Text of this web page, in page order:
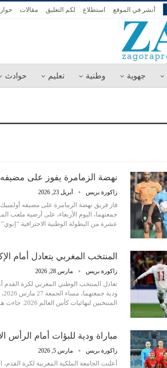
أنشر في الموقع استطلاع لكم التعليق مقالات حوار
جهوية وطنية تعليم حوادث
نهضة الزمامرة يفوز على
زاكورة بريس أبريل 23, 2026
فاز فريق نهضة الزمامرة على مضيفه
جمعتهما، اليوم الأربعاء، على أرضية ملعب
عشرة من البطولة الوطنية الاحترافية
المنتخب المغربي يتعادل أمام
زاكورة بريس مارس 28, 2026
تعادل المنتخب الوطني المغربي لكرة القدم
المنتخبين لنهائيات كأس العالم 2026. جاءت هذه المباراة…
مباراة ودية للبؤات أمام الرأس
زاكورة بريس مارس 5, 2026